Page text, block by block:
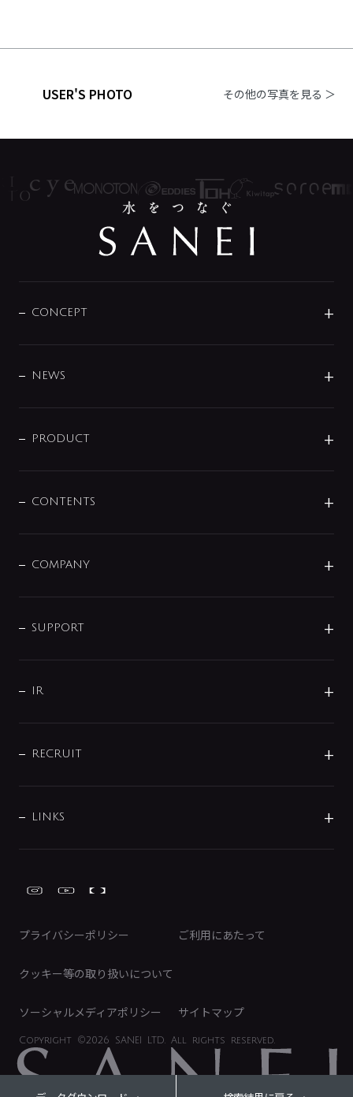
USER'S PHOTO その他の写真を見る ＞
Copyright ©2026 SANEI LTD. All rights reserved.
プライバシーポリシー ご利用にあたって
クッキー等の取り扱いについて
ソーシャルメディアポリシー サイトマップ
CONCEPT
DESIGN
NEWS
商品に関して
その他
PRODUCT
センサー・タッチ水栓
単水栓
分岐
配管システム
バス・空調周辺用品
トイレ周辺用品
CONTENTS
じぶんシャワーが見つかる
COMPANY
企業理念
会社概要
事業所案内
SUPPORT
よくあるご質問
データダウンロード
みらいエコ住宅2026事業
IR
IRニュース
IRライブラリ
電子公告
RECRUIT
募集要項
LINKS